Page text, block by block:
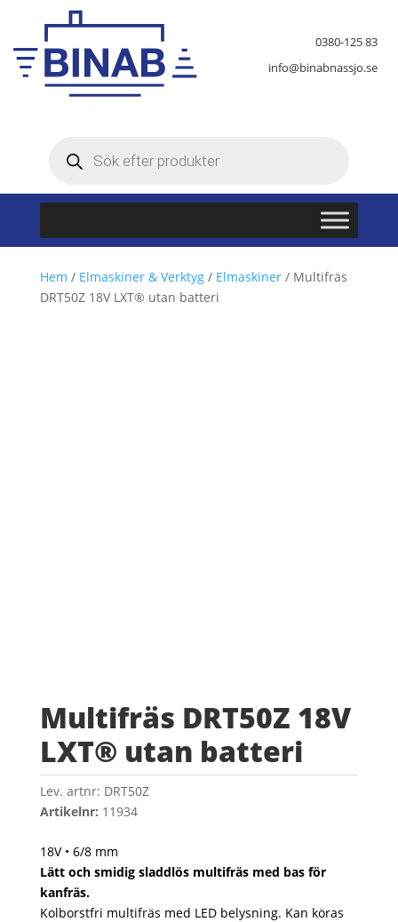
0380-125 83
info@binabnassjo.se
Hem / Elmaskiner & Verktyg/ Elmaskiner/ Multifräs
DRT50Z 18V LXT® utan batteri
Multifräs DRT50Z 18V
LXT® utan batteri
Lev. artnr: DRT50Z
Artikelnr: 11934
18V • 6/8 mm
Lätt och smidig sladdlös multifräs med bas för
kanfräs.
Kolborstfri multifräs med LED belysning. Kan köras